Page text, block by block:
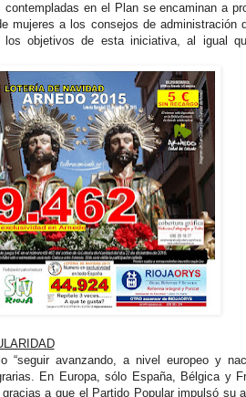
en el Plan se encaminan a
mujeres a los consejos de administración
objetivos de esta iniciativa, al igual
“seguir avanzando, a nivel europeo y
En Europa, sólo España, Bélgica y
a que el Partido Popular impulsó su